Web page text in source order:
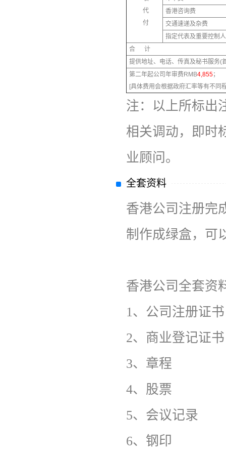
代
付
香港咨询费
交通速递及杂费
指定代表及重要控制
合
计
提供地址、电话、传真及秘书服务(
第二年起公司年审费RMB4,855；
[具体费用会根据政府汇率等有不同
注：以上所标出
相关调动，即时
业顾问。
全套资料
香港公司注册完
制作成绿盒，可
香港公司全套资
1、公司注册证
2、商业登记证
3、章程
4、股票
5、会议记录
6、钢印